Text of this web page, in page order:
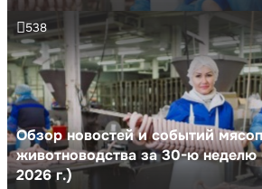
Обзор новостей и событий
животноводства за 30-ю
2026 г.)
538